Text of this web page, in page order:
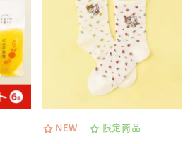
NEW 限定商品